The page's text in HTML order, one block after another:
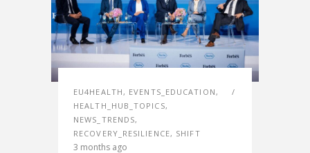
EU4HEALTH, EVENTS_EDUCATION,
HEALTH_HUB_TOPICS,
NEWS_TRENDS,
RECOVERY_RESILIENCE, SHIFT
3 months ago